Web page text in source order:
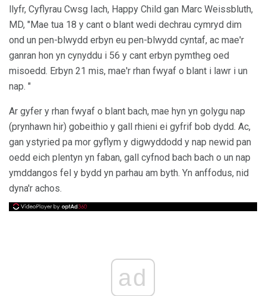
llyfr, Cyflyrau Cwsg Iach, Happy Child gan Marc Weissbluth,
MD, "Mae tua 18 y cant o blant wedi dechrau cymryd dim
ond un pen-blwydd erbyn eu pen-blwydd cyntaf, ac mae'r
ganran hon yn cynyddu i 56 y cant erbyn pymtheg oed
misoedd. Erbyn 21 mis, mae'r rhan fwyaf o blant i lawr i un
nap. "
Ar gyfer y rhan fwyaf o blant bach, mae hyn yn golygu nap
(prynhawn hir) gobeithio y gall rhieni ei gyfrif bob dydd. Ac,
gan ystyried pa mor gyflym y digwyddodd y nap newid pan
oedd eich plentyn yn faban, gall cyfnod bach bach o un nap
ymddangos fel y bydd yn parhau am byth. Yn anffodus, nid
dyna'r achos.
ad